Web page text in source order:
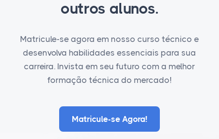
outros alunos.
Matricule-se agora em nosso curso técnico e
desenvolva habilidades essenciais para sua
carreira. Invista em seu futuro com a melhor
formação técnica do mercado!
Matricule-se Agora!